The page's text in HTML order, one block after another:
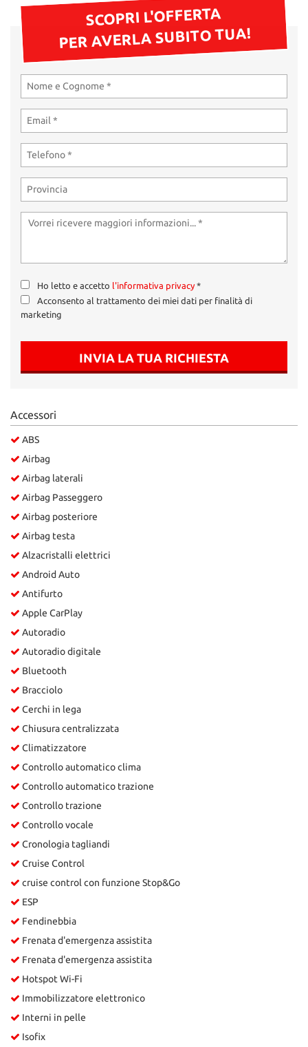
SCOPRI L'OFFERTA
PER AVERLA SUBITO TUA!
Ho letto e accetto l'informativa privacy*
Acconsento al trattamento dei miei dati per finalità di
marketing
INVIA LA TUA RICHIESTA
Accessori
ABS
Airbag
Airbag laterali
Airbag Passeggero
Airbag posteriore
Airbag testa
Alzacristalli elettrici
Android Auto
Antifurto
Apple CarPlay
Autoradio
Autoradio digitale
Bluetooth
Bracciolo
Cerchi in lega
Chiusura centralizzata
Climatizzatore
Controllo automatico clima
Controllo automatico trazione
Controllo trazione
Controllo vocale
Cronologia tagliandi
Cruise Control
cruise control con funzione Stop&Go
ESP
Fendinebbia
Frenata d'emergenza assistita
Frenata d'emergenza assistita
Hotspot Wi-Fi
Immobilizzatore elettronico
Interni in pelle
Isofix
le
tue
scelte
in
qualsiasi
momento.
Cookie necessari
Cookie delle preferenze
Cookie analitici
Cookie di marketing
Leggi
Salva
le
impostazioni